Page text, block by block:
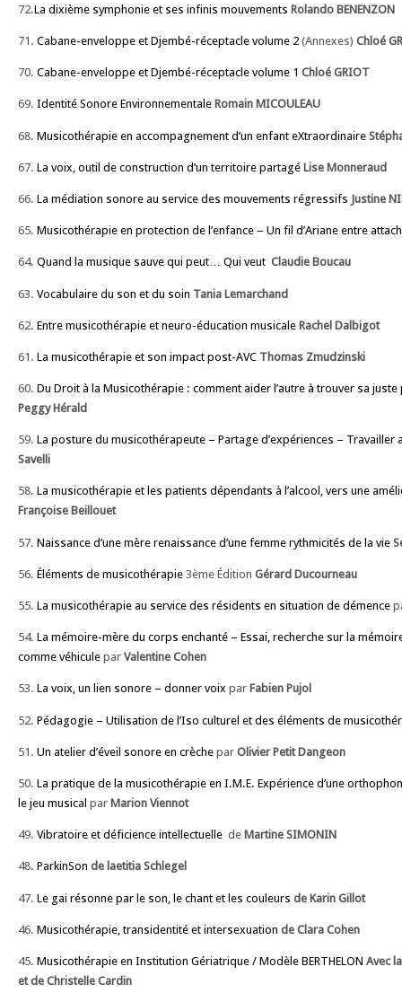
72.La dixième symphonie et ses infinis mouvements Rolando BENENZON
71. Cabane-enveloppe et Djembé-réceptacle volume 2 (Annexes) Chloé
70. Cabane-enveloppe et Djembé-réceptacle volume 1 Chloé GRIOT
69. Identité Sonore Environnementale Romain MICOULEAU
68. Musicothérapie en accompagnement d’un enfant eXtraordinaire
67. La voix, outil de construction d’un territoire partagé Lise Monneraud
66. La médiation sonore au service des mouvements régressifs Justine
65. Musicothérapie en protection de l’enfance – Un fil d’Ariane entre
64. Quand la musique sauve qui peut… Qui veut Claudie Boucau
63. Vocabulaire du son et du soin Tania Lemarchand
62. Entre musicothérapie et neuro-éducation musicale Rachel Dalbigot
61. La musicothérapie et son impact post-AVC Thomas Zmudzinski
60. Du Droit à la Musicothérapie : comment aider l’autre à trouver sa
Peggy Hérald
59. La posture du musicothérapeute – Partage d’expériences – Travailler
Savelli
58. La musicothérapie et les patients dépendants à l’alcool, vers une
Françoise Beillouet
57. Naissance d’une mère renaissance d’une femme rythmicités de la vie
56. Éléments de musicothérapie 3ème Édition Gérard Ducourneau
55. La musicothérapie au service des résidents en situation de démence
54. La mémoire-mère du corps enchanté – Essai, recherche sur la
comme véhicule par Valentine Cohen
53. La voix, un lien sonore – donner voix par Fabien Pujol
52. Pédagogie – Utilisation de l’Iso culturel et des éléments de
51. Un atelier d’éveil sonore en crèche par Olivier Petit Dangeon
50. La pratique de la musicothérapie en I.M.E. Expérience d’une
le jeu musical par Marion Viennot
49. Vibratoire et déficience intellectuelle de Martine SIMONIN
48. ParkinSon de laetitia Schlegel
47. Le gai résonne par le son, le chant et les couleurs de Karin Gillot
46. Musicothérapie, transidentité et intersexuation de Clara Cohen
45. Musicothérapie en Institution Gériatrique / Modèle BERTHELON Avec
et de Christelle Cardin